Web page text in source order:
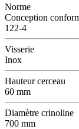
Norme
Conception
122-4
Visserie
Inox
Hauteur cerceau
60 mm
Diamètre crinoline
700 mm